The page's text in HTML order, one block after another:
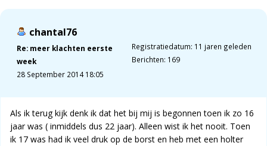
chantal76
Re: meer klachten eerste
week
28 September 2014 18:05
Registratiedatum: 11 jaren geleden
Berichten: 169
Als ik terug kijk denk ik dat het bij mij is begonnen toen ik zo 16
jaar was ( inmiddels dus 22 jaar). Alleen wist ik het nooit. Toen
ik 17 was had ik veel druk op de borst en heb met een holter